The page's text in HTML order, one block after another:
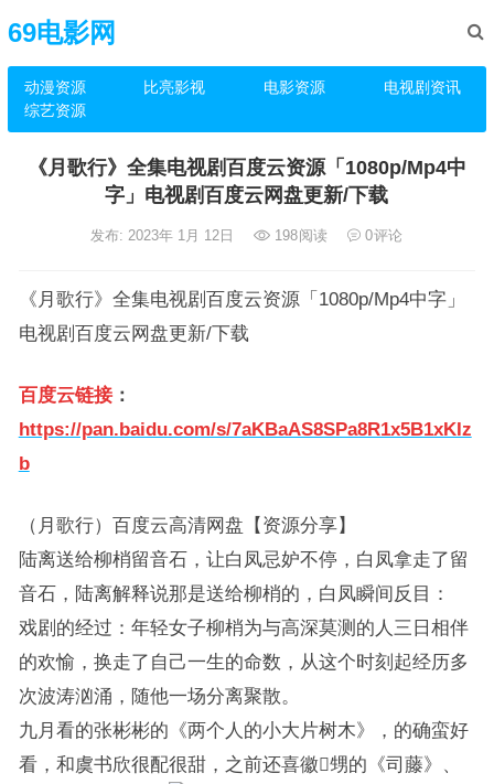
69电影网
动漫资源 比亮影视 电影资源
电视剧资讯
综艺资源
《月歌行》全集电视剧百度云资源「1080p/Mp4中
字」电视剧百度云网盘更新/下载
发布: 2023年 1月 12日 198阅读 0评论
《月歌行》全集电视剧百度云资源「1080p/Mp4中字」
电视剧百度云网盘更新/下载
百度云链接：
https://pan.baidu.com/s/7aKBaAS8SPa8R1x5B1xKIz
b
（月歌行）百度云高清网盘【资源分享】
陆离送给柳梢留音石，让白凤忌妒不停，白凤拿走了留
音石，陆离解释说那是送给柳梢的，白凤瞬间反目：
戏剧的经过：年轻女子柳梢为与高深莫测的人三日相伴
的欢愉，换走了自己一生的命数，从这个时刻起经历多
次波涛汹涌，随他一场分离聚散。
九月看的张彬彬的《两个人的小大片树木》，的确蛮好
看，和虞书欣很配很甜，之前还喜徽甥的《司藤》、